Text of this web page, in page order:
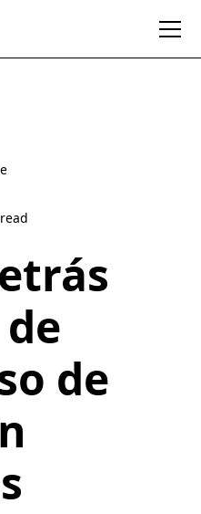
de